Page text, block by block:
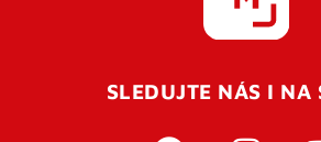
SLEDUJTE NÁS I NA